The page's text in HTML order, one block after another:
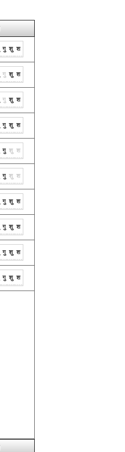
गु शु श
गु शु श
गु शु श
गु शु श
गु शु श
गु शु श
गु शु श
गु शु श
गु शु श
गु शु श